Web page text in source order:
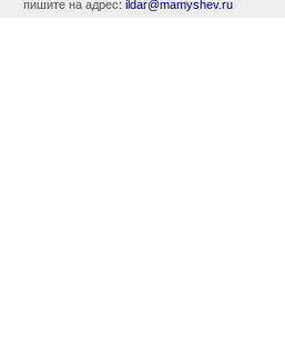
пишите на адрес: ildar@mamyshev.ru